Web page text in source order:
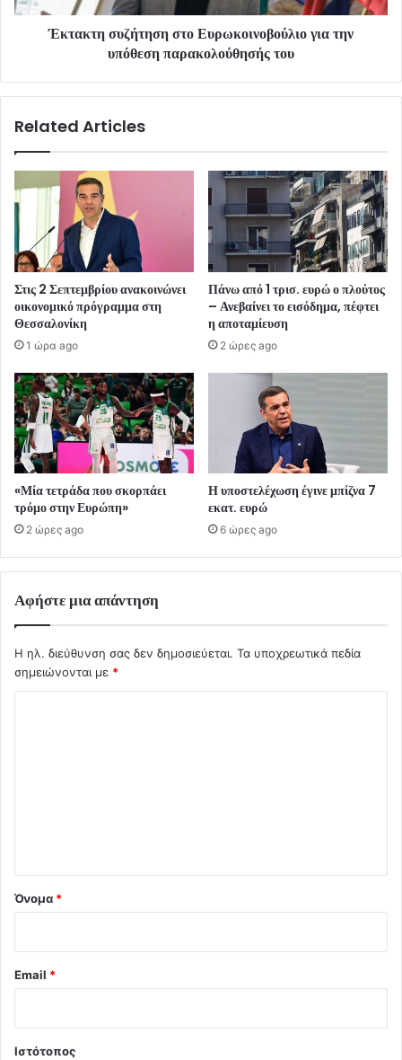
Έκτακτη συζήτηση στο Ευρωκοινοβούλιο για την
υπόθεση παρακολούθησής του
Related Articles
Στις 2 Σεπτεμβρίου ανακοινώνει
οικονομικό πρόγραμμα στη
Θεσσαλονίκη
1 ώρα ago
Πάνω από 1 τρισ. ευρώ ο πλούτος
– Ανεβαίνει το εισόδημα, πέφτει
η αποταμίευση
2 ώρες ago
«Μία τετράδα που σκορπάει
τρόμο στην Ευρώπη»
2 ώρες ago
Η υποστελέχωση έγινε μπίζνα 7
εκατ. ευρώ
6 ώρες ago
Αφήστε μια απάντηση
Η ηλ. διεύθυνση σας δεν δημοσιεύεται. Τα υποχρεωτικά πεδία
σημειώνονται με *
Όνομα *
Email *
Ιστότοπος